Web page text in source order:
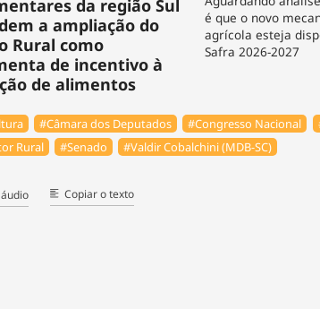
da região Sul
a ampliação do
Rural como
de incentivo à
de alimentos
é que o novo
agrícola esteja
Safra 2026-2027
#Câmara dos Deputados #Congresso Nacional
Rural
#Senado #Valdir Cobalchini (MDB-SC)
Copiar o texto